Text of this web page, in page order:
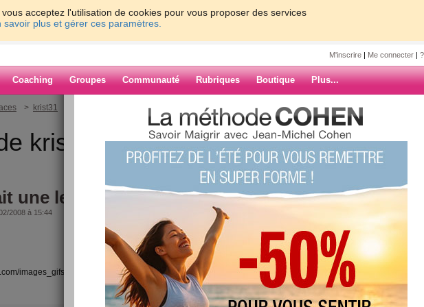
acceptez l'utilisation de cookies pour vous proposer des services
savoir plus et gérer ces paramètres.
M'inscrire | Me connecter |
Coaching Groupes Communauté Rubriques Boutique Plus...
> krist31 > C'était une lecon particilière
krist31
une lecon particilière
2008 à 15:44
images_gifs/transport/trains/trains (11).gif
ARCHIVES